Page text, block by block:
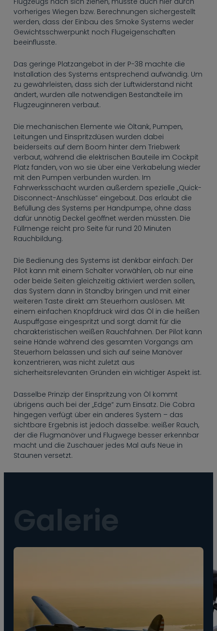
----
----
----
--
vorheriges Wiegen bzw. Berechnungen sichergestellt
werden, dass der Einbau des Smoke Systems weder
Gewichtsschwerpunkt noch Flugeigenschaften
beeinflusste.
Das geringe Platzangebot in der P-38 machte die
Installation des Systems entsprechend aufwändig. Um
zu gewährleisten, dass sich der Luftwiderstand nicht
ändert, wurden alle notwendigen Bestandteile im
Flugzeuginneren verbaut.
Die mechanischen Elemente wie Öltank, Pumpen,
Leitungen und Einspritzdüsen wurden dabei
beiderseits auf dem Boom hinter dem Triebwerk
verbaut, während die elektrischen Bauteile im Cockpit
Platz fanden, von wo sie über eine Verkabelung wieder
mit den Pumpen verbunden wurden. Im
Fahrwerksschacht wurden außerdem spezielle „Quick-
Disconnect-Anschlüsse“ eingebaut. Das erlaubt die
Befüllung des Systems per Handpumpe, ohne dass
dafür unnötig Deckel geöffnet werden müssten. Die
Füllmenge reicht pro Seite für rund 20 Minuten
Rauchbildung.
Die Bedienung des Systems ist denkbar einfach: Der
Pilot kann mit einem Schalter vorwählen, ob nur eine
oder beide Seiten gleichzeitig aktiviert werden sollen,
das System dann in Standby bringen und mit einer
weiteren Taste direkt am Steuerhorn auslösen. Mit
einem einfachen Knopfdruck wird das Öl in die heißen
Auspuffgase eingespritzt und sorgt damit für die
charakteristischen weißen Rauchfahnen. Der Pilot kann
seine Hände während des gesamten Vorgangs am
Steuerhorn belassen und sich auf seine Manöver
konzentrieren, was nicht zuletzt aus
sicherheitsrelevanten Gründen ein wichtiger Aspekt ist.
Dasselbe Prinzip der Einspritzung von Öl kommt
übrigens auch bei der „Edge“ zum Einsatz. Die Cobra
hingegen verfügt über ein anderes System – das
sichtbare Ergebnis ist jedoch dasselbe: weißer Rauch,
der die Flugmanöver und Flugwege besser erkennbar
macht und die Zuschauer jedes Mal aufs Neue in
Staunen versetzt.
Galerie